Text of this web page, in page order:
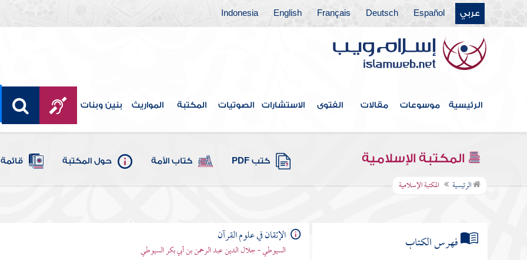
عربي Español
Deutsch
Français
English
Indonesia
الرئيسية موسوعات مقالات الفتوى الاستشارات الصوتيات المكتبة المواريث بنين وبنات
المكتبة الإسلامية كتب PDF كتاب الأمة حول المكتبة
الرئيسية المكتبة الإسلامية
فهرس الكتاب الإتقان في علوم القرآن
السيوطي - جلال الدين عبد الرحمن بن أبي بكر السيوطي